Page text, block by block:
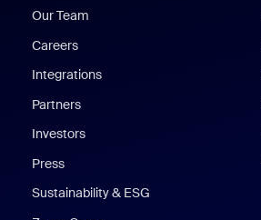
Our Team
Careers
Integrations
Partners
Investors
Press
Sustainability & ESG